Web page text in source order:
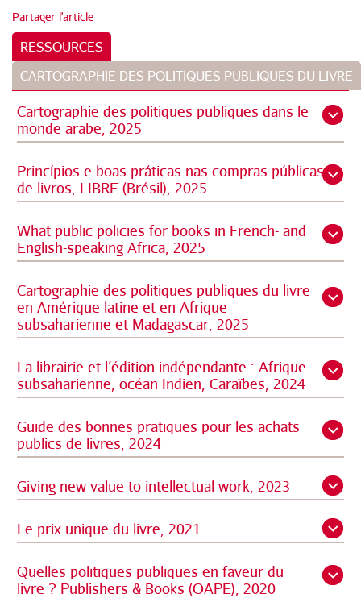
Partager l'article
RESSOURCES
CARTOGRAPHIE DES POLITIQUES PUBLIQUES DU LIVRE
Cartographie des politiques publiques dans le
monde arabe, 2025
Princípios e boas práticas nas compras públicas
de livros, LIBRE (Brésil), 2025
What public policies for books in French- and
English-speaking Africa, 2025
Cartographie des politiques publiques du livre
en Amérique latine et en Afrique
subsaharienne et Madagascar, 2025
La librairie et l’édition indépendante : Afrique
subsaharienne, océan Indien, Caraïbes, 2024
Guide des bonnes pratiques pour les achats
publics de livres, 2024
Giving new value to intellectual work, 2023
Le prix unique du livre, 2021
Quelles politiques publiques en faveur du
livre ? Publishers & Books (OAPE), 2020